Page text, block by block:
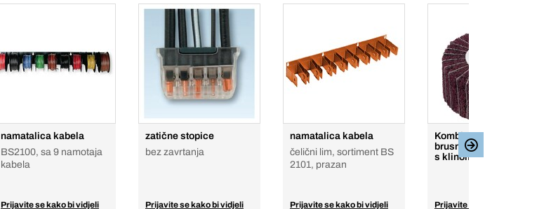
namatalica kabela
BS2100, sa 9 namotaja
kabela
Prijavite se kako bi vidjeli
zatične stopice
bez zavrtanja
Prijavite se kako bi vidjeli
namatalica kabela
čelični lim, sortiment BS
2101, prazan
Prijavite se kako bi vidjeli
Kombinirani lamelirani
brusni disk od korunda
s klinom od 6 mm
Prijavite se kako bi vidjeli